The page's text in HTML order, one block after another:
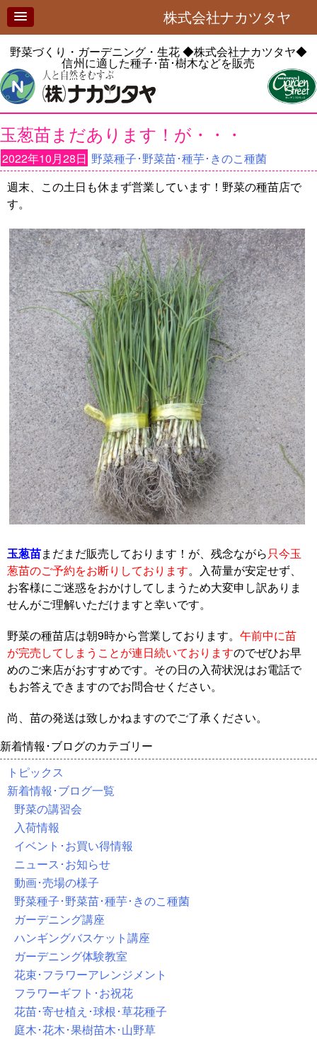
株式会社ナカツタヤ
野菜づくり・ガーデニング・生花◆株式会社ナカツタヤ◆
信州に適した種子･苗･樹木などを販売
玉葱苗まだあります！が・・・
2022年10月28日 野菜種子･野菜苗･種芋･きのこ種菌
週末、この土日も休まず営業しています！野菜の種苗店で
す。
玉葱苗まだまだ販売しております！が、残念ながら只今玉
葱苗のご予約をお断りしております。入荷量が安定せず、
お客様にご迷惑をおかけしてしまうため大変申し訳ありま
せんがご理解いただけますと幸いです。
野菜の種苗店は朝9時から営業しております。 午前中に苗
が完売してしまうことが連日続いておりますのでぜひお早
めのご来店がおすすめです。その日の入荷状況はお電話で
もお答えできますのでお問合せください。
尚、苗の発送は致しかねますのでご了承ください。
新着情報･ブログのカテゴリー
トピックス
新着情報･ブログ一覧
野菜の講習会
入荷情報
イベント･お買い得情報
ニュース･お知らせ
動画･売場の様子
野菜種子･野菜苗･種芋･きのこ種菌
ガーデニング講座
ハンギングバスケット講座
ガーデニング体験教室
花束･フラワーアレンジメント
フラワーギフト･お祝花
花苗･寄せ植え･球根･草花種子
庭木･花木･果樹苗木･山野草